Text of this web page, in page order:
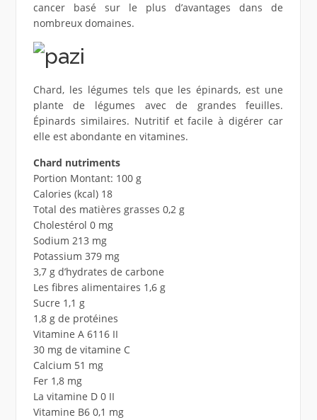
cancer basé sur le plus d’avantages dans de
nombreux domaines.
Chard, les légumes tels que les épinards, est une
plante de légumes avec de grandes feuilles.
Épinards similaires. Nutritif et facile à digérer car
elle est abondante en vitamines.
Chard nutriments
Portion Montant: 100 g
Calories (kcal) 18
Total des matières grasses 0,2 g
Cholestérol 0 mg
Sodium 213 mg
Potassium 379 mg
3,7 g d’hydrates de carbone
Les fibres alimentaires 1,6 g
Sucre 1,1 g
1,8 g de protéines
Vitamine A 6116 II
30 mg de vitamine C
Calcium 51 mg
Fer 1,8 mg
La vitamine D 0 II
Vitamine B6 0,1 mg